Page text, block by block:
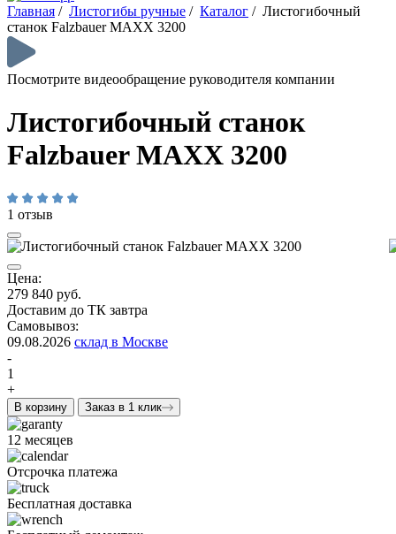
Главная / Листогибы ручные / Каталог / Листогибочный
станок Falzbauer MAXX 3200
Посмотрите видеообращение руководителя компании
Листогибочный станок
Falzbauer MAXX 3200
1 отзыв
Цена:
279 840 руб.
Доставим до ТК завтра
Самовывоз:
09.08.2026 склад в Москве
-
1
+
В корзину Заказ в 1 клик
12 месяцев
Отсрочка платежа
Бесплатная доставка